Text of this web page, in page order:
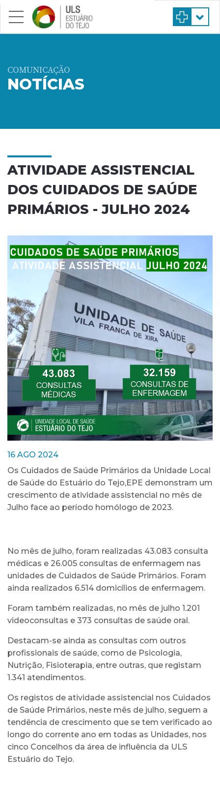
Saltar para conteúdo principal
COMUNICAÇÃO
NOTÍCIAS
ATIVIDADE ASSISTENCIAL
DOS CUIDADOS DE SAÚDE
PRIMÁRIOS - JULHO 2024
16 AGO 2024
Os Cuidados de Saúde Primários da Unidade Local
de Saúde do Estuário do Tejo,EPE demonstram um
crescimento de atividade assistencial no mês de
Julho face ao período homólogo de 2023.
No mês de julho, foram realizadas 43.083 consulta
médicas e 26.005 consultas de enfermagem nas
unidades de Cuidados de Saúde Primários. Foram
ainda realizados 6.514 domicílios de enfermagem.
Foram também realizadas, no mês de julho 1.201
videoconsultas e 373 consultas de saúde oral.
Destacam-se ainda as consultas com outros
profissionais de saúde, como de Psicologia,
Nutrição, Fisioterapia, entre outras, que registam
1.341 atendimentos.
Os registos de atividade assistencial nos Cuidados
de Saúde Primários, neste mês de julho, seguem a
tendência de crescimento que se tem verificado ao
longo do corrente ano em todas as Unidades, nos
cinco Concelhos da área de influência da ULS
Estuário do Tejo.